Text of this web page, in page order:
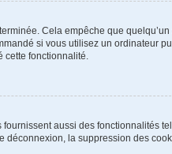
Cela empêche que quelqu’un
si vous utilisez un ordinateur
fonctionnalité.
aussi des fonctionnalités
la suppression des